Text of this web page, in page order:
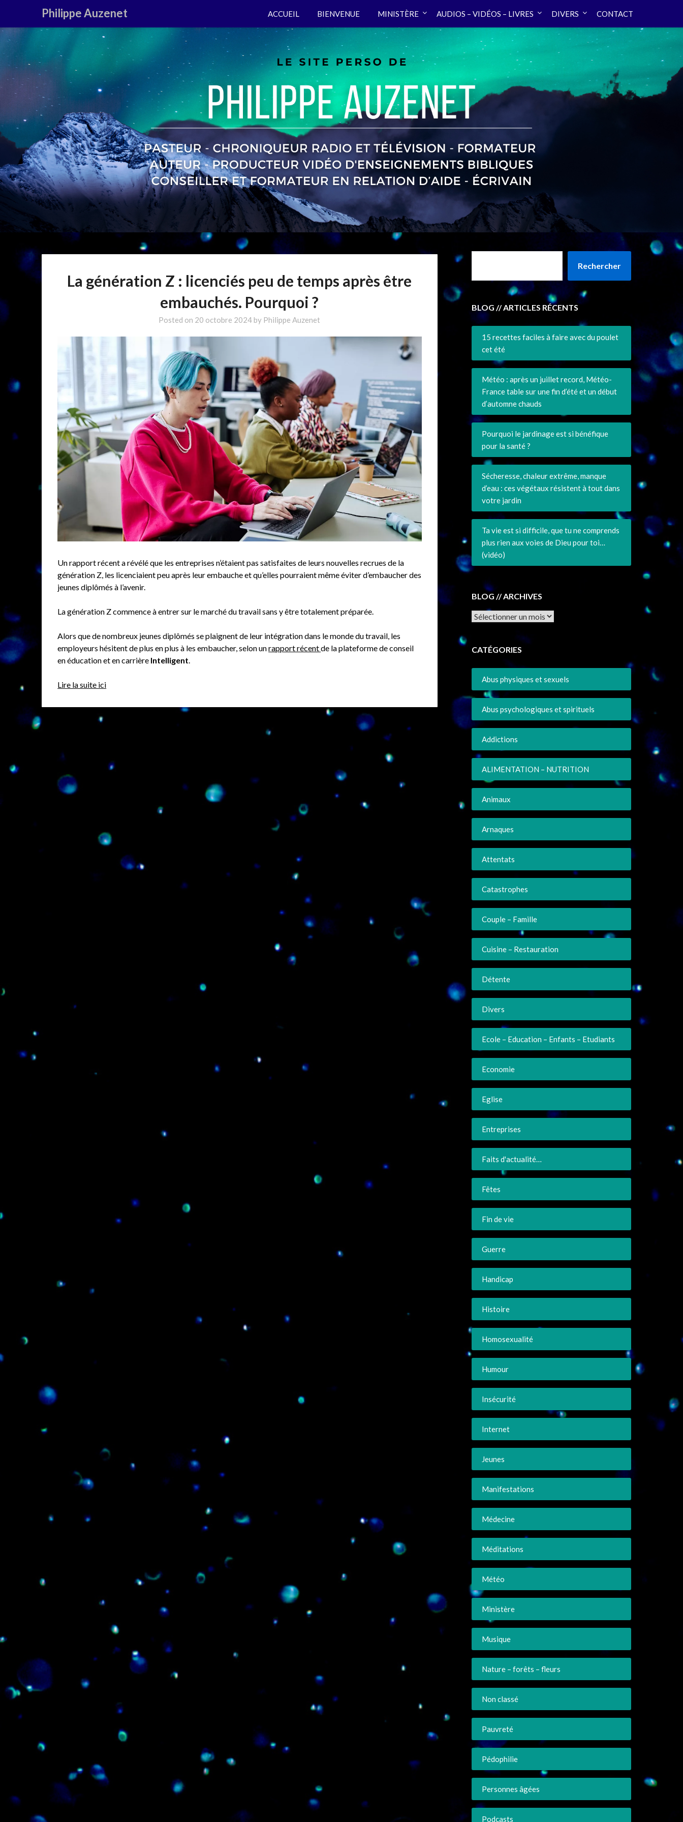
Philippe Auzenet ACCUEIL BIENVENUE MINISTÈRE AUDIOS – VIDÉOS – LIVRES DIVERS CONTACT
La génération Z : licenciés peu de temps après être
embauchés. Pourquoi ?
Posted on 20 octobre 2024 by Philippe Auzenet
Un rapport récent a révélé que les entreprises n’étaient pas satisfaites de leurs nouvelles recrues de la
génération Z, les licenciaient peu après leur embauche et qu’elles pourraient même éviter d’embaucher des
jeunes diplômés à l’avenir.
La génération Z commence à entrer sur le marché du travail sans y être totalement préparée.
Alors que de nombreux jeunes diplômés se plaignent de leur intégration dans le monde du travail, les
employeurs hésitent de plus en plus à les embaucher, selon unrapport récentde la plateforme de conseil
en éducation et en carrière Intelligent.
Lire la suite ici
Rechercher
BLOG // ARTICLES RÉCENTS
15 recettes faciles à faire avec du poulet
cet été
Météo : après un juillet record, Météo-
France table sur une fin d’été et un début
d’automne chauds
Pourquoi le jardinage est si bénéfique
pour la santé ?
Sécheresse, chaleur extrême, manque
d’eau : ces végétaux résistent à tout dans
votre jardin
Ta vie est si difficile, que tu ne comprends
plus rien aux voies de Dieu pour toi…
(vidéo)
BLOG // ARCHIVES
Archives
CATÉGORIES
Abus physiques et sexuels
Abus psychologiques et spirituels
Addictions
ALIMENTATION – NUTRITION
Animaux
Arnaques
Attentats
Catastrophes
Couple – Famille
Cuisine – Restauration
Détente
Divers
Ecole – Education – Enfants – Etudiants
Economie
Eglise
Entreprises
Faits d'actualité…
Fêtes
Fin de vie
Guerre
Handicap
Histoire
Homosexualité
Humour
Insécurité
Internet
Jeunes
Manifestations
Médecine
Méditations
Météo
Ministère
Musique
Nature – forêts – fleurs
Non classé
Pauvreté
Pédophilie
Personnes âgées
Podcasts